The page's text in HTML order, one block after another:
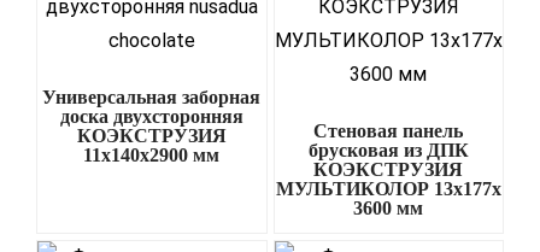
Универсальная заборная
доска двухсторонняя
КОЭКСТРУЗИЯ
11х140х2900 мм
Стеновая панель
брусковая из ДПК
КОЭКСТРУЗИЯ
МУЛЬТИКОЛОР 13х177х
3600 мм